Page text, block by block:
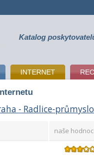
Katalog
INTERNET
- Radlice-
naše